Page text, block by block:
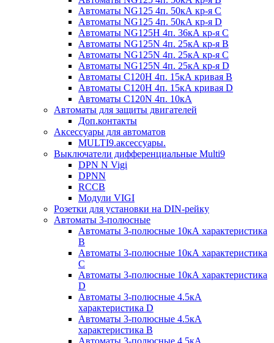
Автоматы NG125 4п. 50кА кр-я C
Автоматы NG125 4п. 50кА кр-я D
Автоматы NG125H 4п. 36кА кр-я C
Автоматы NG125N 4п. 25кА кр-я B
Автоматы NG125N 4п. 25кА кр-я C
Автоматы NG125N 4п. 25кА кр-я D
Автоматы С120H 4п. 15кА кривая B
Автоматы С120H 4п. 15кА кривая D
Автоматы С120N 4п. 10кА
Автоматы для защиты двигателей
Доп.контакты
Аксессуары для автоматов
MULTI9.аксессуары.
Выключатели дифференциальные Multi9
DPN N Vigi
DPNN
RCCB
Модули VIGI
Розетки для установки на DIN-рейку
Автоматы 3-полюсные
Автоматы 3-полюсные 10кА характеристика
B
Автоматы 3-полюсные 10кА характеристика
C
Автоматы 3-полюсные 10кА характеристика
D
Автоматы 3-полюсные 4.5кА
характеристика D
Автоматы 3-полюсные 4.5кА
характеристика В
Автоматы 3-полюсные 4.5кА